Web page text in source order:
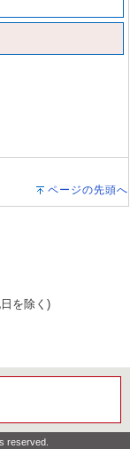
ページの先頭へ
を除く)
reserved.